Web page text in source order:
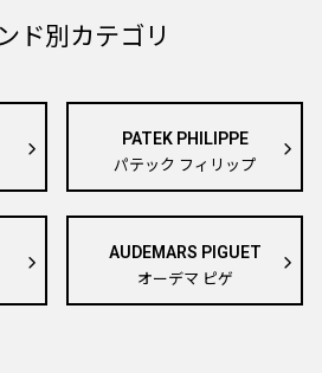
ド別カテゴリ
PATEK PHILIPPE
パテック フィリップ
AUDEMARS PIGUET
オーデマ ピゲ